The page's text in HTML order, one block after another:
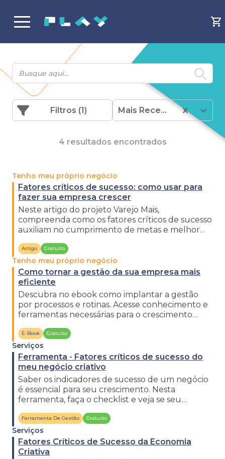
Filtros (1) Mais Recentes
4 resultados encontrados
Tenho meu próprio negócio
Fatores críticos de sucesso: como usar para
fazer sua empresa crescer
Neste artigo do projeto Varejo Mais,
compreenda como os fatores críticos de sucesso
auxiliam no cumprimento de metas e melhor
Artigo Gratuito
Tenho meu próprio negócio
Como tornar a gestão da sua empresa mais
eficiente
Descubra no ebook como implantar a gestão
por processos e rotinas. Acesse conhecimento e
ferramentas necessárias para o crescimento
E-Book Gratuito
Serviços
Ferramenta - Fatores críticos de sucesso do
meu negócio criativo
Saber os indicadores de sucesso de um negócio
é essencial para seu crescimento. Nesta
ferramenta, faça o checklist e veja se seu
Ferramenta De Gestão Gratuito
Serviços
Fatores Críticos de Sucesso da Economia
Criativa